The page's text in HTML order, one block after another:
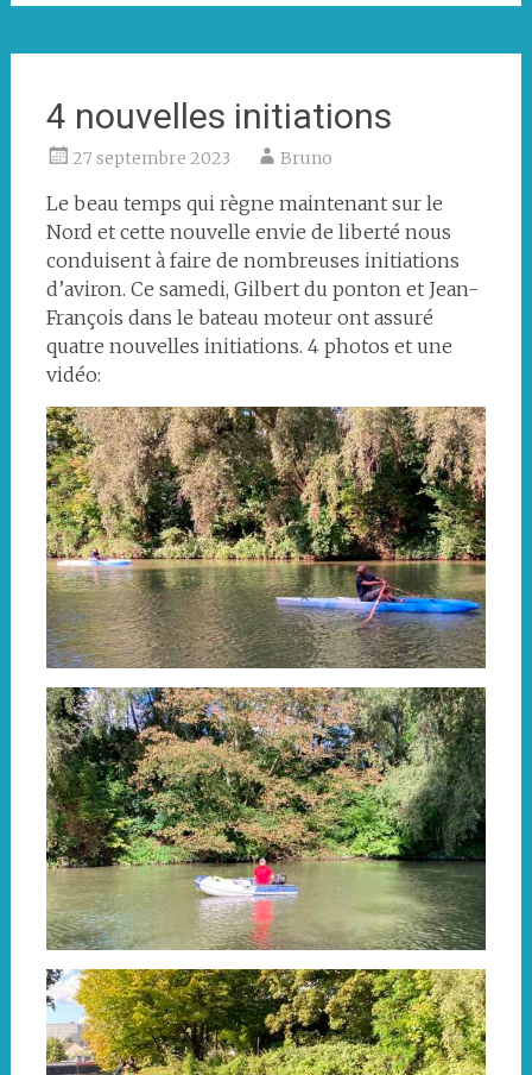
4 nouvelles initiations
27 septembre 2023 Bruno
Le beau temps qui règne maintenant sur le
Nord et cette nouvelle envie de liberté nous
conduisent à faire de nombreuses initiations
d’aviron. Ce samedi, Gilbert du ponton et Jean-
François dans le bateau moteur ont assuré
quatre nouvelles initiations. 4 photos et une
vidéo: